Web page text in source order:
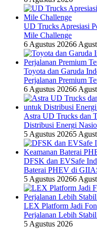
UD Trucks Apresiasi
Mile Challenge
6 Agustus 20266
Toyota dan Garuda
Perjalanan Premium
6 Agustus 20266
Astra UD Trucks dan
Distribusi Energi
5 Agustus 20265
DFSK dan EVSafe
Baterai PHEV di
5 Agustus 20266
LEX Platform Jadi
Perjalanan Lebih
5 Agustus 2026